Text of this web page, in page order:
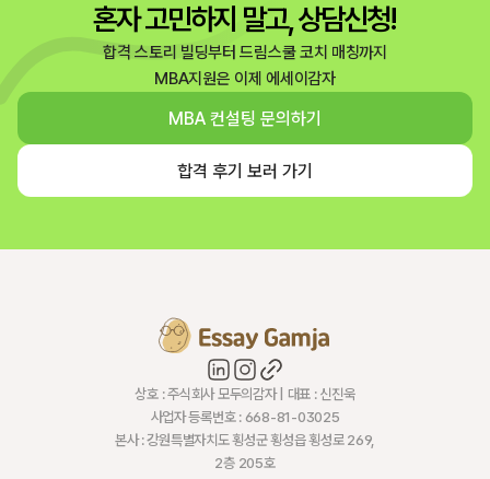
혼자 고민하지 말고, 상담신청!
합격 스토리 빌딩부터 드림스쿨 코치 매칭까지
MBA지원은 이제 에세이감자
MBA 컨설팅 문의하기
합격 후기 보러 가기
상호 : 주식회사 모두의감자 | 대표 : 신진욱
사업자 등록번호 : 668-81-03025
본사 : 강원특별자치도 횡성군 횡성읍 횡성로 269,
2층 205호